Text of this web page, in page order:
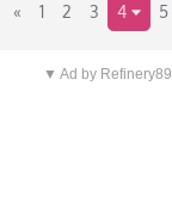
« 1 2 3 4 5
▼ Ad by Refinery89